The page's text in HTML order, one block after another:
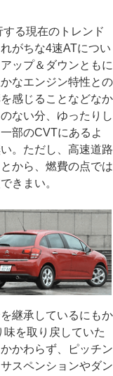
る現在のトレンド
がちな4速ATについ
ップ＆ダウンともに
なエンジン特性との
感じることなどなか
ない分、ゆったりし
部のCVTにあるよ
。ただし、高速道路
から、燃費の点では
きまい。
継承しているにもか
を取り戻していた
かわらず、ピッチン
スペンションやダン